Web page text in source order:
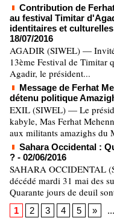
Contribution de
au festival Timitar
identitaires et
18/07/2016
AGADIR (SIWEL) — Invité
13ème Festival de Timitar
Agadir, le président...
Message de Ferhat
détenu politique
EXIL (SIWEL) — Le
kabyle, Mas Ferhat
aux militants amazighs du
Sahara Occidental :
? - 02/06/2016
SAHARA OCCIDENTAL
décédé mardi 31 mai des
Quarante jours de deuil
1 2 3 4 5 » ...